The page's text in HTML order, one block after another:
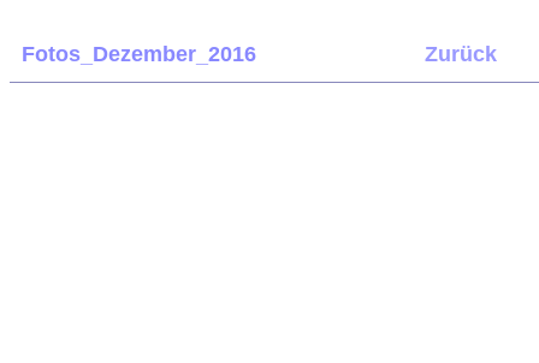
Fotos_Dezember_2016 Zurück